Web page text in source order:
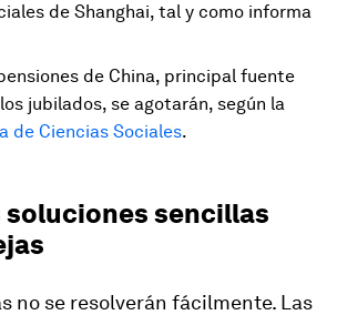
de Shanghai, tal y como informa
de China, principal fuente
jubilados, se agotarán, según la
de Ciencias Sociales.
soluciones sencillas
no se resolverán fácilmente. Las